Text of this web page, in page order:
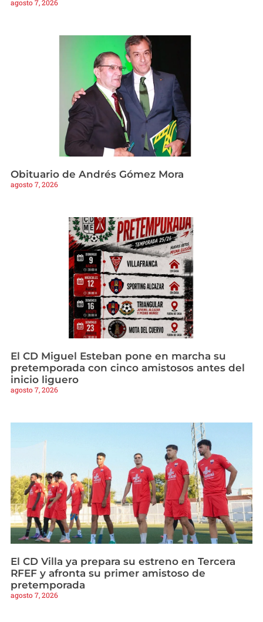
agosto 7, 2026
Obituario de Andrés Gómez Mora
agosto 7, 2026
El CD Miguel Esteban pone en marcha su
pretemporada con cinco amistosos antes del
inicio liguero
agosto 7, 2026
El CD Villa ya prepara su estreno en Tercera
RFEF y afronta su primer amistoso de
pretemporada
agosto 7, 2026